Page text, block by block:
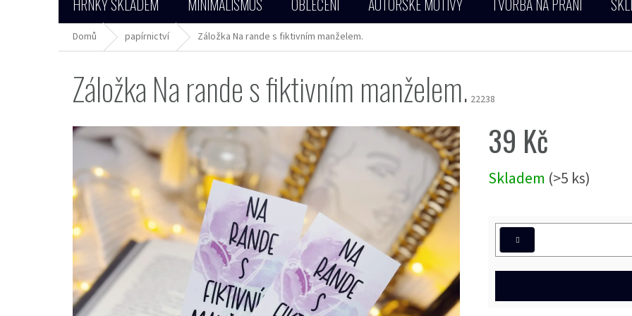
HRNKY SKLADEM MINIMALISMUS OBLEČENÍ AUTORSKÉ MOTIVY TVORBA NA PŘÁNÍ
Domů papírnictví Záložka Na rande s fiktivním manželem.
Záložka Na rande s fiktivním manželem. 22238
39 Kč
cena:
Skladem (>5 ks)